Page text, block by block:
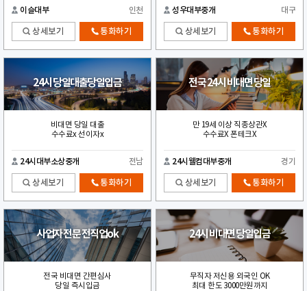
이슬대부 인천
상세보기 통화하기
성우대부중개 대구
상세보기 통화하기
24시 당일대출당일입금
비대면 당일 대출
수수료x 선이자x
24시대부소상중개 전남
상세보기 통화하기
전국 24시 비대면 당일
만 19세 이상 직종상관X
수수료X 폰테크X
24시웰컴대부중개 경기
상세보기 통화하기
사업자 전문 전직업ok
전국 비대면 간편심사
당일 즉시입금
24시 비대면 당일입금
무직자 저신용 외국인 OK
최대 한도 3000만원까지